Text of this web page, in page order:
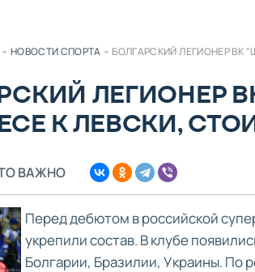
- НОВОСТИ СПОРТА - БОЛГАРСКИЙ ЛЕГИОНЕР ВК
ЛЕГИОНЕР
К ЛЕВСКИ,
ВАЖНО
Перед дебютом в российской
укрепили состав. В клубе
Болгарии, Бразилии, Украины. По